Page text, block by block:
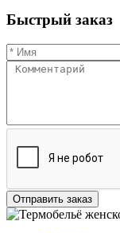
Быстрый заказ
Отправить заказ